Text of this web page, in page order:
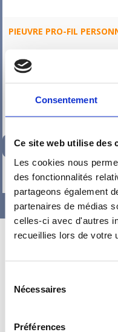
Consentement
Ce site web utilise des
Les cookies nous
des fonctionnalités
partageons également
partenaires de médias
celles-ci avec d'autres
recueillies lors de votre
Nécessaires
Préférences
PIEUVRE PRO-FIL
167,47€ TTC
-